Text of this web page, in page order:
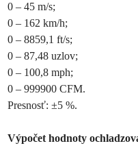
0 – 45 m/s;
0 – 162 km/h;
0 – 8859,1 ft/s;
0 – 87,48 uzlov;
0 – 100,8 mph;
0 – 999900 CFM.
Presnosť: ±5 %.
Výpočet hodnoty